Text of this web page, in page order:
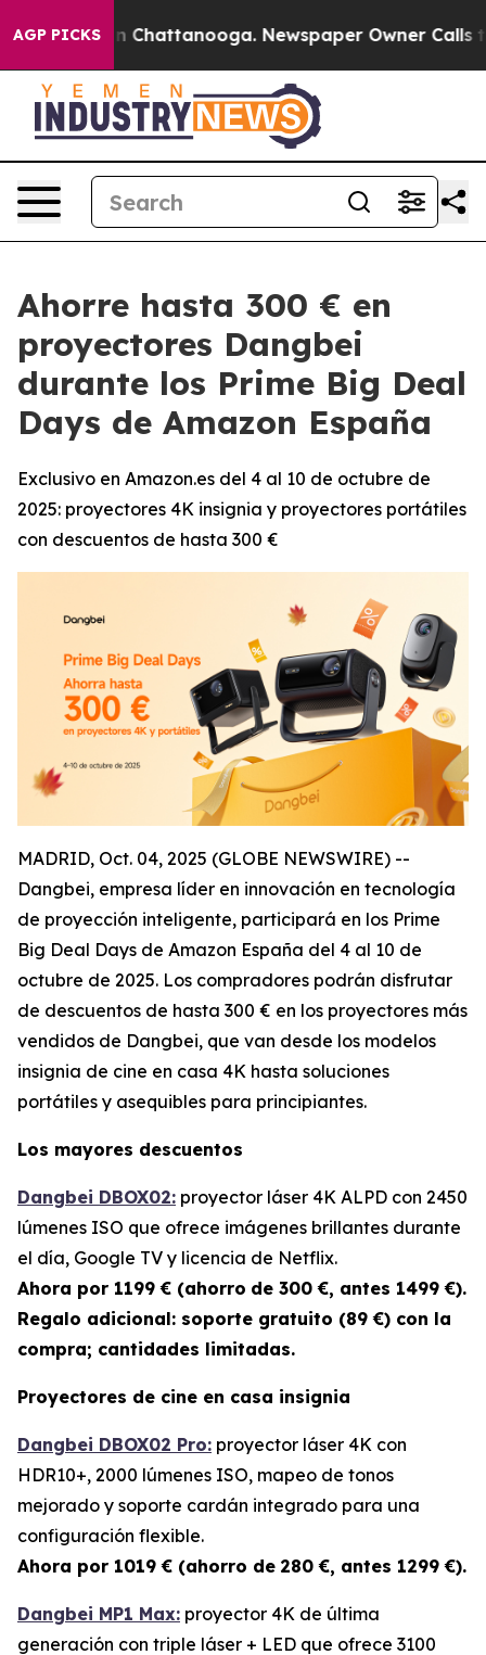
AGP PICKS
Chaos in Chattanooga. Newspaper Owner Calls the
Ahorre hasta 300 € en
proyectores Dangbei
durante los Prime Big Deal
Days de Amazon España
Exclusivo en Amazon.es del 4 al 10 de octubre de
2025: proyectores 4K insignia y proyectores portátiles
con descuentos de hasta 300 €
MADRID, Oct. 04, 2025 (GLOBE NEWSWIRE) --
Dangbei, empresa líder en innovación en tecnología
de proyección inteligente, participará en los Prime
Big Deal Days de Amazon España del 4 al 10 de
octubre de 2025. Los compradores podrán disfrutar
de descuentos de hasta 300 € en los proyectores más
vendidos de Dangbei, que van desde los modelos
insignia de cine en casa 4K hasta soluciones
portátiles y asequibles para principiantes.
Los mayores descuentos
Dangbei DBOX02: proyector láser 4K ALPD con 2450
lúmenes ISO que ofrece imágenes brillantes durante
el día, Google TV y licencia de Netflix.
Ahora por 1199 € (ahorro de 300 €, antes 1499 €).
Regalo adicional: soporte gratuito (89 €) con la
compra; cantidades limitadas.
Proyectores de cine en casa insignia
Dangbei DBOX02 Pro: proyector láser 4K con
HDR10+, 2000 lúmenes ISO, mapeo de tonos
mejorado y soporte cardán integrado para una
configuración flexible.
Ahora por 1019 € (ahorro de 280 €, antes 1299 €).
Dangbei MP1 Max: proyector 4K de última
generación con triple láser + LED que ofrece 3100